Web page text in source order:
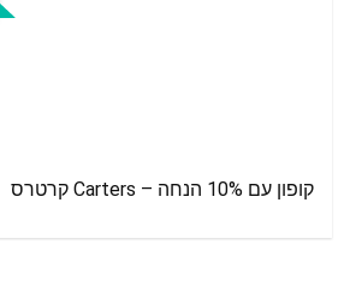
קופון עם 10% הנחה – Carters קרטרס